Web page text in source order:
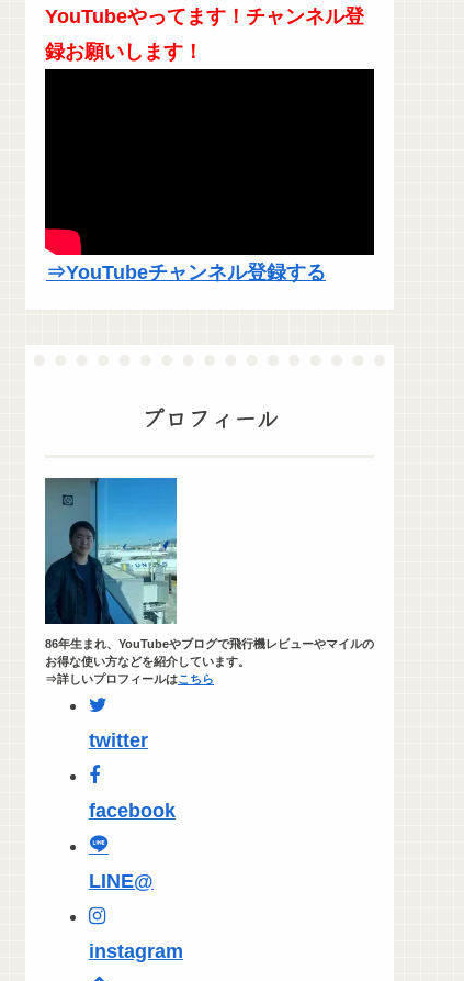
YouTubeやってます！チャンネル登
録お願いします！
⇒YouTubeチャンネル登録する
プロフィール
86年生まれ、YouTubeやブログで飛行機レビューやマイルの
お得な使い方などを紹介しています。
⇒詳しいプロフィールはこちら
twitter
facebook
LINE@
instagram